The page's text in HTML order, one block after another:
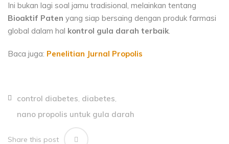
Ini bukan lagi soal jamu tradisional, melainkan tentang
Bioaktif Paten yang siap bersaing dengan produk farmasi
global dalam hal kontrol gula darah terbaik.
Baca juga: Penelitian Jurnal Propolis
control diabetes, diabetes,
nano propolis untuk gula darah
Share this post